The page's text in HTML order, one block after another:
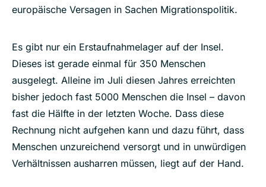
europäische Versagen in Sachen Migrationspolitik.
Es gibt nur ein Erstaufnahmelager auf der Insel.
Dieses ist gerade einmal für 350 Menschen
ausgelegt. Alleine im Juli diesen Jahres erreichten
bisher jedoch fast 5000 Menschen die Insel – davon
fast die Hälfte in der letzten Woche. Dass diese
Rechnung nicht aufgehen kann und dazu führt, dass
Menschen unzureichend versorgt und in unwürdigen
Verhältnissen ausharren müssen, liegt auf der Hand.